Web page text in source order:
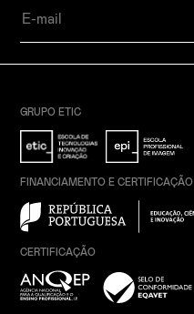
GRUPO ETIC
FINANCIAMENTO E CERTIFICAÇÃO
CERTIFICAÇÃO